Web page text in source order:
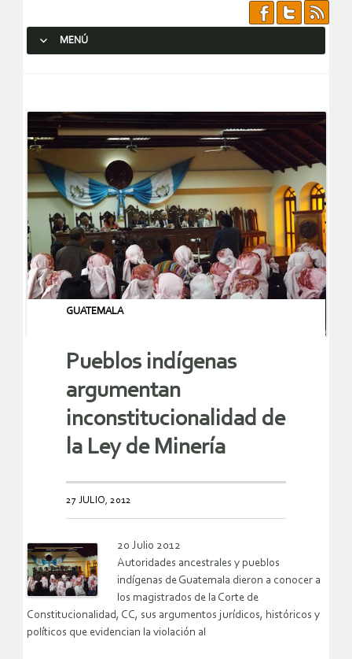
MENÚ
GUATEMALA
Pueblos indígenas
argumentan
inconstitucionalidad de
la Ley de Minería
27 JULIO, 2012
20 Julio 2012
Autoridades ancestrales y pueblos
indígenas de Guatemala dieron a conocer a
los magistrados de la Corte de
Constitucionalidad, CC, sus argumentos jurídicos, históricos y
políticos que evidencian la violación al